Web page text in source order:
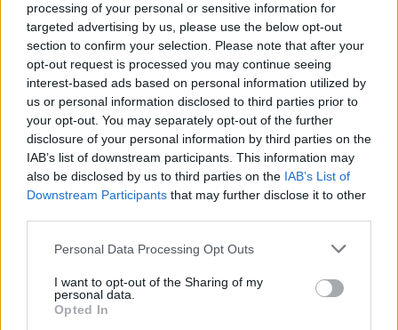
processing of your personal or sensitive information for
targeted advertising by us, please use the below opt-out
section to confirm your selection. Please note that after your
opt-out request is processed you may continue seeing
interest-based ads based on personal information utilized by
us or personal information disclosed to third parties prior to
your opt-out. You may separately opt-out of the further
disclosure of your personal information by third parties on the
IAB’s list of downstream participants. This information may
also be disclosed by us to third parties on the IAB’s List of
Downstream Participants that may further disclose it to other
Please note that this website/app uses one or more Google
not limited to your visit or usage behaviour. You may click to
grant or deny consent to Google and its third-party tags to
use your data for below specified purposes in below Google
Personal Data Processing Opt Outs
I want to opt-out of the Sharing of my
personal data.
Opted In